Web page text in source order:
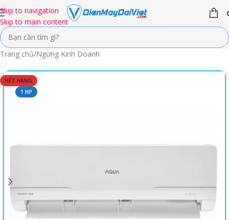
Skip to navigation
Skip to main content
Trang chủ/Ngừng Kinh Doanh
HẾT HÀNG
1 HP